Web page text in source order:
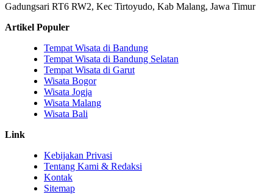
Gadungsari RT6 RW2, Kec Tirtoyudo, Kab Malang, Jawa Timur
Artikel Populer
Tempat Wisata di Bandung
Tempat Wisata di Bandung Selatan
Tempat Wisata di Garut
Wisata Bogor
Wisata Jogja
Wisata Malang
Wisata Bali
Link
Kebijakan Privasi
Tentang Kami & Redaksi
Kontak
Sitemap